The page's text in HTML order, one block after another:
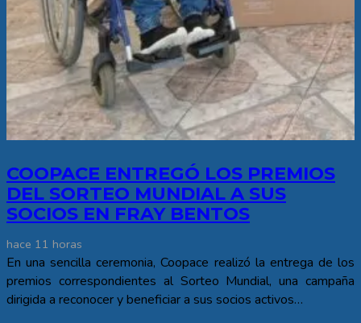
COOPACE ENTREGÓ LOS PREMIOS
DEL SORTEO MUNDIAL A SUS
SOCIOS EN FRAY BENTOS
hace 11 horas
En una sencilla ceremonia, Coopace realizó la entrega de los
premios correspondientes al Sorteo Mundial, una campaña
dirigida a reconocer y beneficiar a sus socios activos…